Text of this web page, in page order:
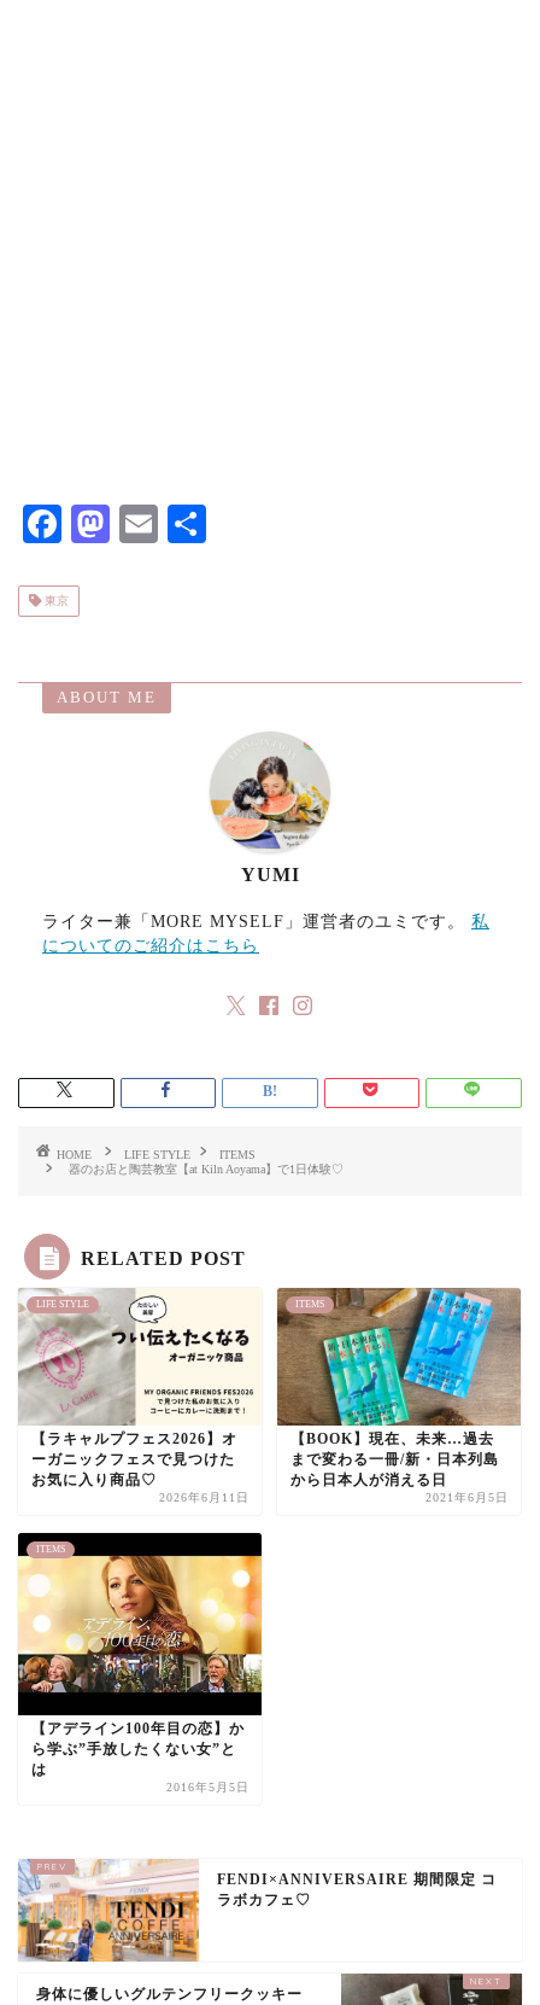
F
eb
o
k
M
o
n
E
東京
ABOUT ME
YUMI
ライター兼「MORE MYSELF」運営者のユミです。 私
についてのご紹介はこちら
HOME LIFE STYLE
ITEMS
器のお店と陶芸教室【at Kiln Aoyama】で1日体験♡
RELATED POST
LIFE STYLE
【ラキャルプフェス2026】オ
ーガニックフェスで見つけた
お気に入り商品♡
2026年6月11日
ITEMS
【BOOK】現在、未来…過去
まで変わる一冊/新・日本列島
から日本人が消える日
2021年6月5日
ITEMS
【アデライン100年目の恋】か
ら学ぶ”手放したくない女”と
は
2016年5月5日
FENDI×ANNIVERSAIRE 期間限定 コ
ラボカフェ♡
身体に優しいグルテンフリークッキー